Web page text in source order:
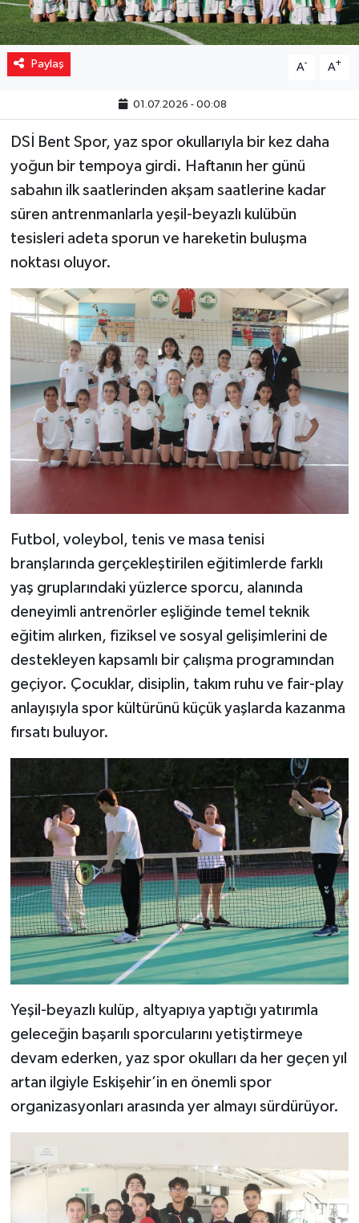
Paylaş A- A+
01.07.2026 - 00:08
DSİ Bent Spor, yaz spor okullarıyla bir kez daha
yoğun bir tempoya girdi. Haftanın her günü
sabahın ilk saatlerinden akşam saatlerine kadar
süren antrenmanlarla yeşil-beyazlı kulübün
tesisleri adeta sporun ve hareketin buluşma
noktası oluyor.
Futbol, voleybol, tenis ve masa tenisi
branşlarında gerçekleştirilen eğitimlerde farklı
yaş gruplarındaki yüzlerce sporcu, alanında
deneyimli antrenörler eşliğinde temel teknik
eğitim alırken, fiziksel ve sosyal gelişimlerini de
destekleyen kapsamlı bir çalışma programından
geçiyor. Çocuklar, disiplin, takım ruhu ve fair-play
anlayışıyla spor kültürünü küçük yaşlarda kazanma
fırsatı buluyor.
Yeşil-beyazlı kulüp, altyapıya yaptığı yatırımla
geleceğin başarılı sporcularını yetiştirmeye
devam ederken, yaz spor okulları da her geçen yıl
artan ilgiyle Eskişehir’in en önemli spor
organizasyonları arasında yer almayı sürdürüyor.